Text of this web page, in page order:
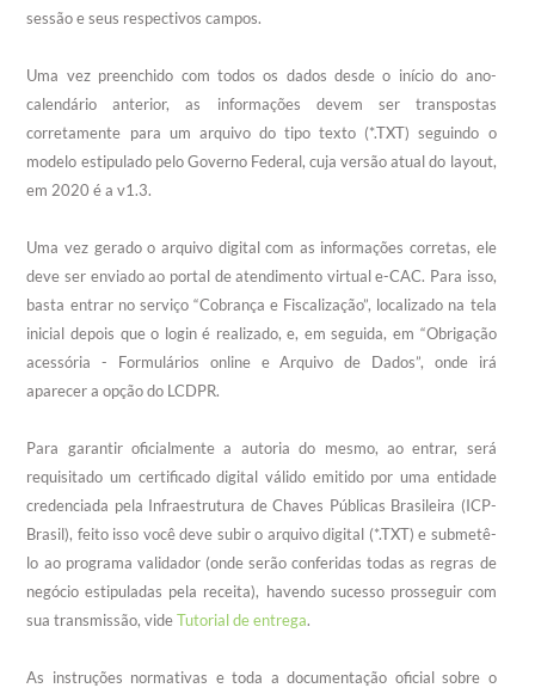
sessão e seus respectivos campos.
Uma vez preenchido com todos os dados desde o início do ano-
calendário anterior, as informações devem ser transpostas
corretamente para um arquivo do tipo texto (*.TXT) seguindo o
modelo estipulado pelo Governo Federal, cuja versão atual do layout,
em 2020 é a v1.3.
Uma vez gerado o arquivo digital com as informações corretas, ele
deve ser enviado ao portal de atendimento virtual e-CAC. Para isso,
basta entrar no serviço “Cobrança e Fiscalização”, localizado na tela
inicial depois que o login é realizado, e, em seguida, em “Obrigação
acessória - Formulários online e Arquivo de Dados”, onde irá
aparecer a opção do LCDPR.
Para garantir oficialmente a autoria do mesmo, ao entrar, será
requisitado um certificado digital válido emitido por uma entidade
credenciada pela Infraestrutura de Chaves Públicas Brasileira (ICP-
Brasil), feito isso você deve subir o arquivo digital (*.TXT) e submetê-
lo ao programa validador (onde serão conferidas todas as regras de
negócio estipuladas pela receita), havendo sucessoprosseguir com
sua transmissão, videTutorial de entrega.
As instruções normativas e toda a documentação oficial sobre o